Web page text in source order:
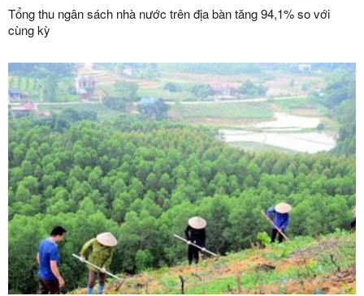
Tổng thu ngân sách nhà nước trên địa bàn tăng 94,1% so với
cùng kỳ